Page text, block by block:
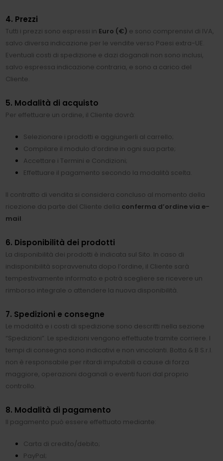
4. Prezzi
Tutti i prezzi sono espressi in Euro (€) e sono comprensivi di IVA,
salvo diversa indicazione per le vendite verso Paesi extra-UE.
Eventuali costi di spedizione e dazi doganali non sono inclusi,
salvo espressa indicazione contraria, e sono a carico del
Cliente.
5. Modalità di acquisto
Per effettuare un ordine, il Cliente dovrà:
Selezionare i prodotti e aggiungerli al carrello;
Compilare il modulo d’ordine in ogni sua parte;
Accettare i Termini e Condizioni;
Effettuare il pagamento secondo la modalità scelta.
Il contratto di vendita si considera concluso al momento della
ricezione da parte del Cliente della conferma d’ordine via e-
mail
6. Disponibilità dei prodotti
La disponibilità dei prodotti è indicata sul Sito. In caso di
indisponibilità sopravvenuta dopo l’ordine, il Cliente sarà
tempestivamente informato e potrà scegliere se ricevere un
rimborso integrale o attendere la nuova disponibilità.
7. Spedizioni e consegne
Le modalità e i costi di spedizione sono descritti nella sezione
“Spedizioni”. Le spedizioni vengono effettuate tramite corriere. I
tempi di consegna sono indicativi e non vincolanti. Botta & B S.r.l.
non è responsabile per ritardi imputabili a cause di forza
maggiore, operazioni doganali o eventi fuori dal proprio
controllo.
8. Modalità di pagamento
Il pagamento può essere effettuato mediante:
Carta di credito/debito;
PayPal;